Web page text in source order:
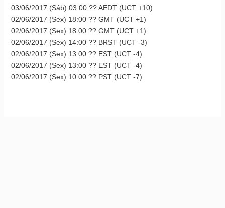
03/06/2017 (Sáb) 03:00 ?? AEDT (UCT +10)
02/06/2017 (Sex) 18:00 ?? GMT (UCT +1)
02/06/2017 (Sex) 18:00 ?? GMT (UCT +1)
02/06/2017 (Sex) 14:00 ?? BRST (UCT -3)
02/06/2017 (Sex) 13:00 ?? EST (UCT -4)
02/06/2017 (Sex) 13:00 ?? EST (UCT -4)
02/06/2017 (Sex) 10:00 ?? PST (UCT -7)